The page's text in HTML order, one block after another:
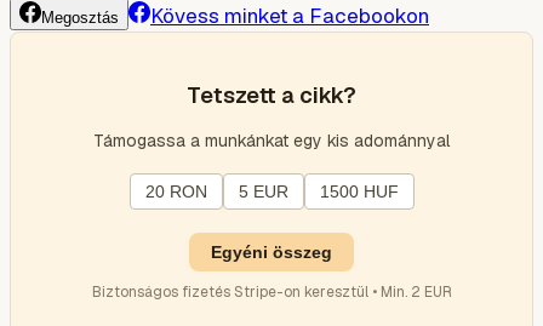
Megosztás Kövess minket a Facebookon
Tetszett a cikk?
Támogassa a munkánkat egy kis adománnyal
20 RON 5 EUR 1500 HUF
Egyéni összeg
Biztonságos fizetés Stripe-on keresztül • Min. 2 EUR